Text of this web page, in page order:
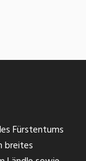
Fürstentums
breites